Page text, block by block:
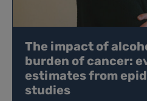
The impact of
burden of cancer:
estimates from
studies